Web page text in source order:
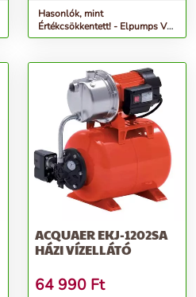
Hasonlók, mint
Értékcsökkentett! - Elpumps VB
25/1300B Házi vízellátó
ACQUAER EKJ-1202SA
HÁZI VÍZELLÁTÓ
64 990 Ft